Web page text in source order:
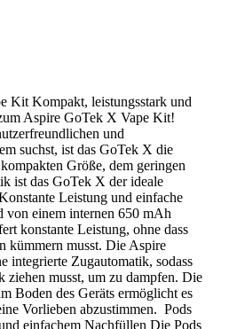
Kit Kompakt, leistungsstark und
Aspire GoTek X Vape Kit!
und
suchst, ist das GoTek X die
Größe, dem geringen
ist das GoTek X der ideale
Leistung und einfache
von einem internen 650 mAh
konstante Leistung, ohne dass
kümmern musst. Die Aspire
integrierte Zugautomatik, sodass
ziehen musst, um zu dampfen. Die
Boden des Geräts ermöglicht es
Vorlieben abzustimmen. Pods
einfachem Nachfüllen Die Pods